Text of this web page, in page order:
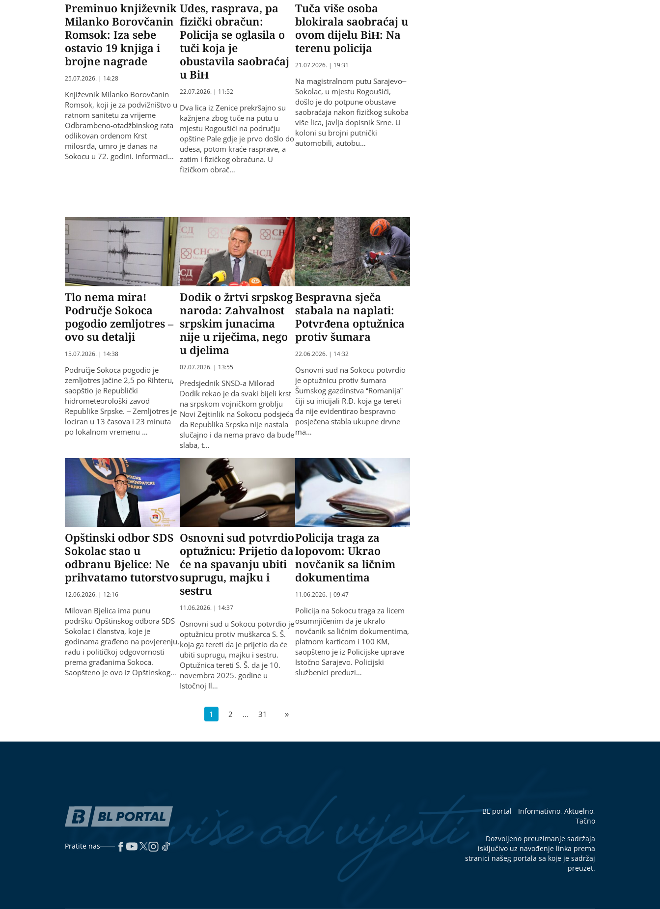
Preminuo književnik
Milanko Borovčanin
Romsok: Iza sebe
ostavio 19 knjiga i
brojne nagrade
25.07.2026. | 14:28
Književnik Milanko Borovčanin
Romsok, koji je za podvižništvo u
ratnom sanitetu za vrijeme
Odbrambeno-otadžbinskog rata
odlikovan ordenom Krst
milosrđa, umro je danas na
Sokocu u 72. godini. Informaci…
Udes, rasprava, pa
fizički obračun:
Policija se oglasila o
tuči koja je
obustavila saobraćaj
u BiH
22.07.2026. | 11:52
Dva lica iz Zenice prekršajno su
kažnjena zbog tuče na putu u
mjestu Rogoušići na području
opštine Pale gdje je prvo došlo do
udesa, potom kraće rasprave, a
zatim i fizičkog obračuna. U
fizičkom obrač…
Tuča više osoba
blokirala saobraćaj u
ovom dijelu BiH: Na
terenu policija
21.07.2026. | 19:31
Na magistralnom putu Sarajevo–
Sokolac, u mjestu Rogoušići,
došlo je do potpune obustave
saobraćaja nakon fizičkog sukoba
više lica, javlja dopisnik Srne. U
koloni su brojni putnički
automobili, autobu…
Tlo nema mira!
Područje Sokoca
pogodio zemljotres –
ovo su detalji
15.07.2026. | 14:38
Područje Sokoca pogodio je
zemljotres jačine 2,5 po Rihteru,
saopštio je Republički
hidrometeorološki zavod
Republike Srpske. – Zemljotres je
lociran u 13 časova i 23 minuta
po lokalnom vremenu …
Dodik o žrtvi srpskog
naroda: Zahvalnost
srpskim junacima
nije u riječima, nego
u djelima
07.07.2026. | 13:55
Predsjednik SNSD-a Milorad
Dodik rekao je da svaki bijeli krst
na srpskom vojničkom groblju
Novi Zejtinlik na Sokocu podsjeća
da Republika Srpska nije nastala
slučajno i da nema pravo da bude
slaba, t…
Bespravna sječa
stabala na naplati:
Potvrđena optužnica
protiv šumara
22.06.2026. | 14:32
Osnovni sud na Sokocu potvrdio
je optužnicu protiv šumara
Šumskog gazdinstva “Romanija”
čiji su inicijali R.Đ. koja ga tereti
da nije evidentirao bespravno
posječena stabla ukupne drvne
ma…
Opštinski odbor SDS
Sokolac stao u
odbranu Bjelice: Ne
prihvatamo tutorstvo
12.06.2026. | 12:16
Milovan Bjelica ima punu
podršku Opštinskog odbora SDS
Sokolac i članstva, koje je
godinama građeno na povjerenju,
radu i političkoj odgovornosti
prema građanima Sokoca.
Saopšteno je ovo iz Opštinskog…
Osnovni sud potvrdio
optužnicu: Prijetio da
će na spavanju ubiti
suprugu, majku i
sestru
11.06.2026. | 14:37
Osnovni sud u Sokocu potvrdio je
optužnicu protiv muškarca S. Š.
koja ga tereti da je prijetio da će
ubiti suprugu, majku i sestru.
Optužnica tereti S. Š. da je 10.
novembra 2025. godine u
Istočnoj Il…
Policija traga za
lopovom: Ukrao
novčanik sa ličnim
dokumentima
11.06.2026. | 09:47
Policija na Sokocu traga za licem
osumnjičenim da je ukralo
novčanik sa ličnim dokumentima,
platnom karticom i 100 KM,
saopšteno je iz Policijske uprave
Istočno Sarajevo. Policijski
službenici preduzi…
1 2 … 31 »
Pratite nas
BL portal - Informativno, Aktuelno,
Tačno
Dozvoljeno preuzimanje sadržaja
isključivo uz navođenje linka prema
stranici našeg portala sa koje je sadržaj
preuzet.